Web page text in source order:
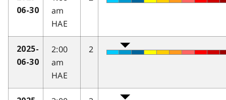
06-30
am
HAE
2025-
06-30
2:00
am
HAE
2